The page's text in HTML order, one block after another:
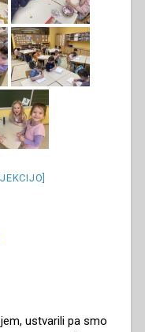
ustvarili pa smo